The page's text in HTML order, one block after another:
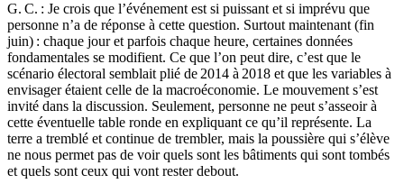
G. C. : Je crois que l’événement est si puissant et si imprévu que
personne n’a de réponse à cette question. Surtout maintenant (fin
juin) : chaque jour et parfois chaque heure, certaines données
fondamentales se modifient. Ce que l’on peut dire, c’est que le
scénario électoral semblait plié de 2014 à 2018 et que les variables à
envisager étaient celle de la macroéconomie. Le mouvement s’est
invité dans la discussion. Seulement, personne ne peut s’asseoir à
cette éventuelle table ronde en expliquant ce qu’il représente. La
terre a tremblé et continue de trembler, mais la poussière qui s’élève
ne nous permet pas de voir quels sont les bâtiments qui sont tombés
et quels sont ceux qui vont rester debout.